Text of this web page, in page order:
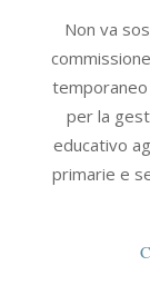
06-
01
Non va
per la
educativo
primarie e